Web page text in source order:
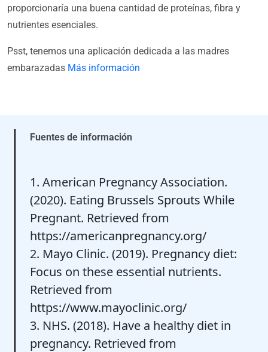
proporcionaría una buena cantidad de proteínas, fibra y
nutrientes esenciales.
Psst, tenemos una aplicación dedicada a las madres
embarazadas Más información
Fuentes de información
1. American Pregnancy Association.
(2020). Eating Brussels Sprouts While
Pregnant. Retrieved from
https://americanpregnancy.org/
2. Mayo Clinic. (2019). Pregnancy diet:
Focus on these essential nutrients.
Retrieved from
https://www.mayoclinic.org/
3. NHS. (2018). Have a healthy diet in
pregnancy. Retrieved from